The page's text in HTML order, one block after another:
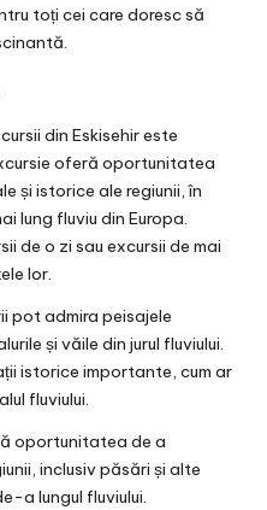
toți cei care doresc să
din Eskisehir este
oferă oportunitatea
și istorice ale regiunii, în
lung fluviu din Europa.
de o zi sau excursii de mai
lor.
pot admira peisajele
și văile din jurul fluviului.
istorice importante, cum ar
fluviului.
oportunitatea de a
inclusiv păsări și alte
a lungul fluviului.